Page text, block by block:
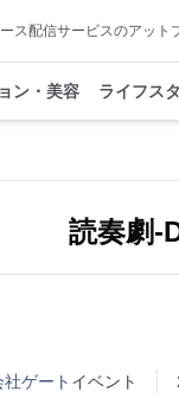
ス配信サービスのアット
ン・美容 ライフス
読奏劇-
ゲート イベント